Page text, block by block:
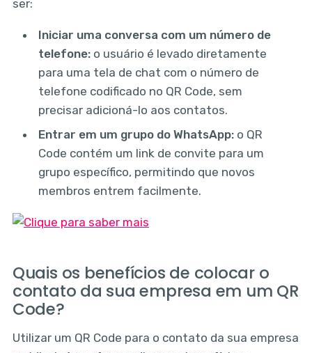
ser:
Iniciar uma conversa com um número de
telefone: o usuário é levado diretamente
para uma tela de chat com o número de
telefone codificado no QR Code, sem
precisar adicioná-lo aos contatos.
Entrar em um grupo do WhatsApp: o QR
Code contém um link de convite para um
grupo específico, permitindo que novos
membros entrem facilmente.
Quais os benefícios de colocar o
contato da sua empresa em um QR
Code?
Utilizar um QR Code para o contato da sua empresa